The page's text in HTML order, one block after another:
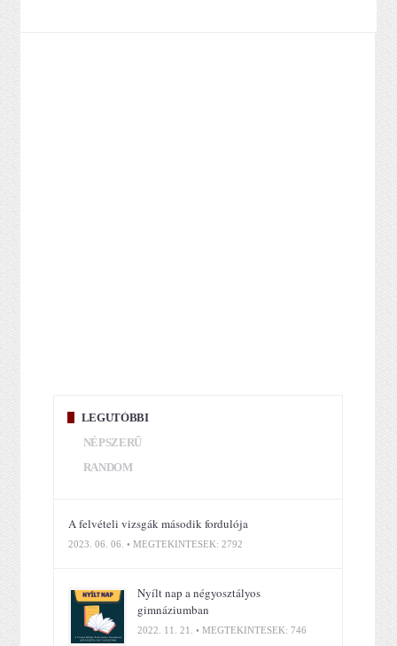
LEGUTÓBBI
NÉPSZERŰ
RANDOM
A felvételi vizsgák második fordulója
2023. 06. 06. • MEGTEKINTÉSEK: 2792
Nyílt nap a négyosztályos
gimnáziumban
2022. 11. 21. • MEGTEKINTÉSEK: 746